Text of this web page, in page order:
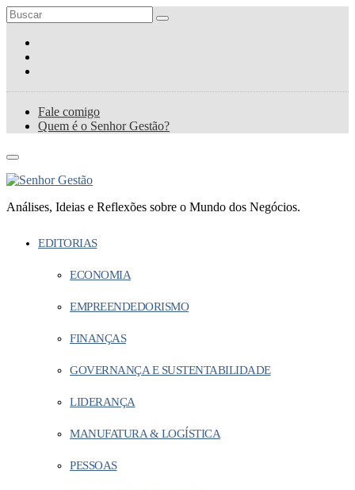
Fale comigo
Quem é o Senhor Gestão?
Análises, Ideias e Reflexões sobre o Mundo dos Negócios.
EDITORIAS
ECONOMIA
EMPREENDEDORISMO
FINANÇAS
GOVERNANÇA E SUSTENTABILIDADE
LIDERANÇA
MANUFATURA & LOGÍSTICA
PESSOAS